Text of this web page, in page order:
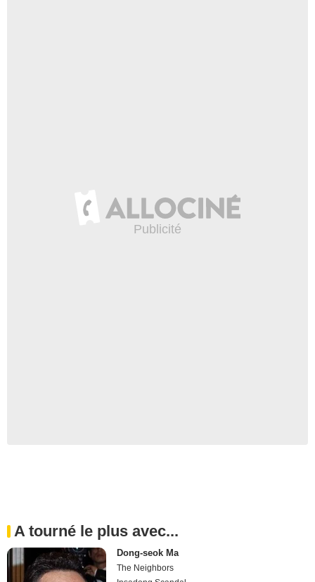
A tourné le plus avec...
Dong-seok Ma
The Neighbors